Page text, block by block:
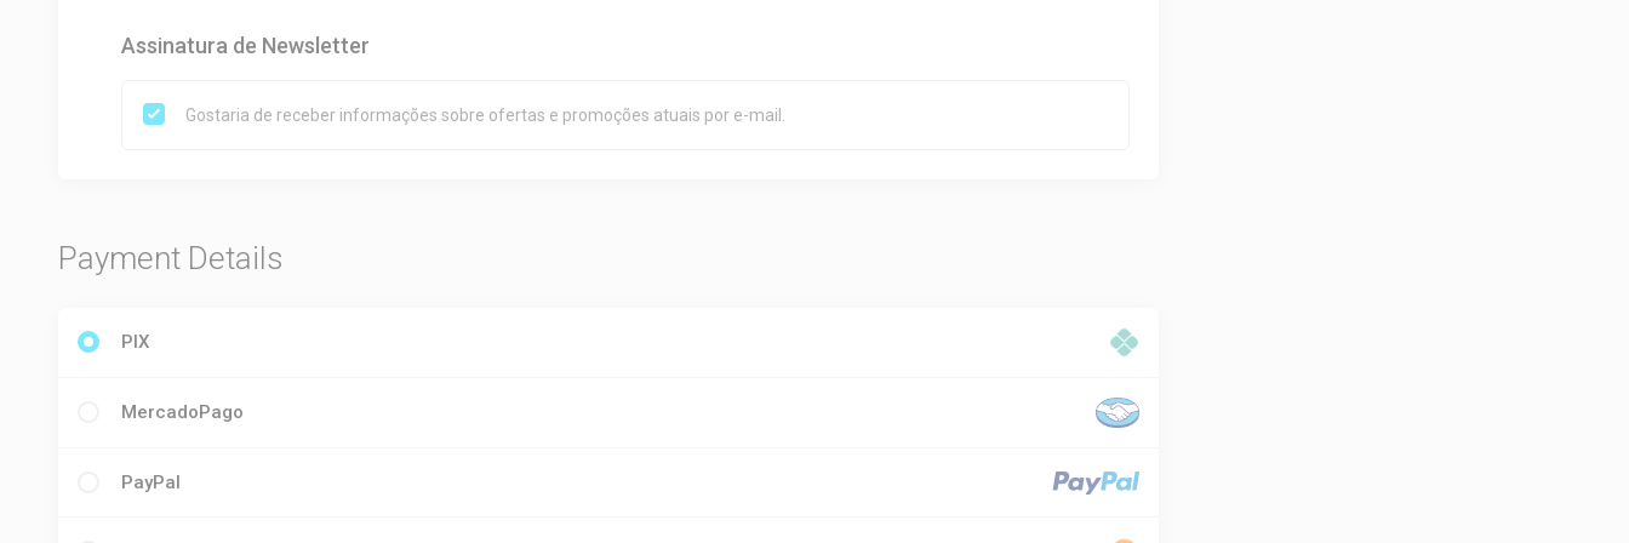
Assinatura de Newsletter
Gostaria de receber informações sobre ofertas e promoções atuais por e-mail.
Payment Details
PIX
MercadoPago
PayPal